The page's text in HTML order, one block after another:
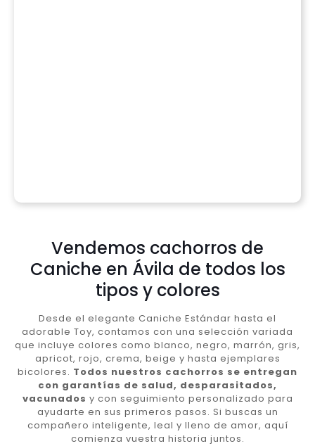
Vendemos cachorros de
Caniche en Ávila de todos los
tipos y colores
Desde el elegante Caniche Estándar hasta el
adorable Toy, contamos con una selección variada
que incluye colores como blanco, negro, marrón, gris,
apricot, rojo, crema, beige y hasta ejemplares
bicolores. Todos nuestros cachorros se entregan
con garantías de salud, desparasitados,
vacunados y con seguimiento personalizado para
ayudarte en sus primeros pasos. Si buscas un
compañero inteligente, leal y lleno de amor, aquí
comienza vuestra historia juntos.